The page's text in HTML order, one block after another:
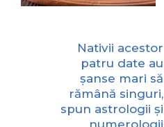
Nativii acestor
patru date au
șanse mari să
rămână singuri,
spun astrologii și